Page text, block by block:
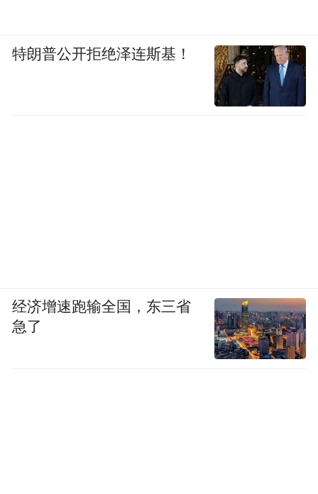
特朗普公开拒绝泽连斯基！
经济增速跑输全国，东三省
急了